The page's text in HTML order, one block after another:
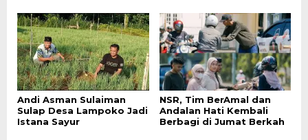
Andi Asman Sulaiman
Sulap Desa Lampoko Jadi
Istana Sayur
NSR, Tim BerAmal dan
Andalan Hati Kembali
Berbagi di Jumat Berkah